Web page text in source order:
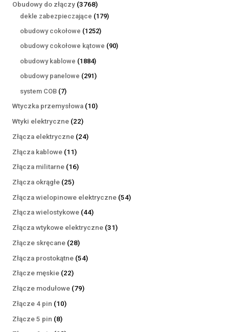
Obudowy do złączy 37683768
produktów
dekle zabezpieczające 179179
obudowy cokołowe 12521252
produkty
obudowy cokołowe kątowe 9090
obudowy kablowe 18841884
produkty
obudowy panelowe 291291
system COB 77
produktów
Wtyczka przemysłowa 1010
Wtyki elektryczne 2222
produkty
Złącza elektryczne 2424
Złącza kablowe 1111
produktów
Złącza militarne 1616
Złącza okrągłe 2525
produktów
Złącza wielopinowe elektryczne 5454
Złącza wielostykowe 4444
produkty
Złącza wtykowe elektryczne 3131
Złącze skręcane 2828
produktów
Złącza prostokątne 5454
Złącze męskie 2222
produkty
Złącze modułowe 7979
Złącze 4 pin 1010
Złącze 5 pin 88
produktów